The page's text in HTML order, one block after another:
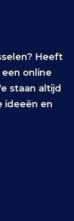
Heeft
online
staan altijd
ideeën en